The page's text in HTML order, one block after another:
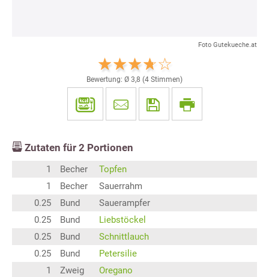
Foto Gutekueche.at
Bewertung: Ø 3,8 (4 Stimmen)
Zutaten für 2 Portionen
1 Becher
Topfen
1
Becher
Sauerrahm
0.25
Bund
Sauerampfer
0.25
Bund
Liebstöckel
0.25
Bund
Schnittlauch
0.25
Bund
Petersilie
1
Zweig
Oregano